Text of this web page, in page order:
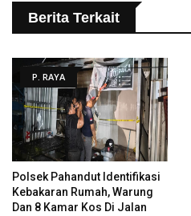
Berita Terkait
P. RAYA
Polsek Pahandut Identifikasi
Kebakaran Rumah, Warung
Dan 8 Kamar Kos Di Jalan